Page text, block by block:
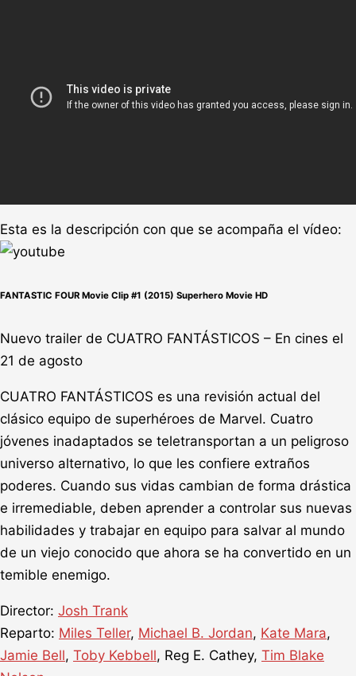
Esta es la descripción con que se acompaña el vídeo:
FANTASTIC FOUR Movie Clip #1 (2015) Superhero Movie HD
Nuevo trailer de CUATRO FANTÁSTICOS – En cines el
21 de agosto
CUATRO FANTÁSTICOS es una revisión actual del
clásico equipo de superhéroes de Marvel. Cuatro
jóvenes inadaptados se teletransportan a un peligroso
universo alternativo, lo que les confiere extraños
poderes. Cuando sus vidas cambian de forma drástica
e irremediable, deben aprender a controlar sus nuevas
habilidades y trabajar en equipo para salvar al mundo
de un viejo conocido que ahora se ha convertido en un
temible enemigo.
Director: Josh Trank
Reparto: Miles Teller, Michael B. Jordan, Kate Mara,
Jamie Bell, Toby Kebbell, Reg E. Cathey, Tim Blake